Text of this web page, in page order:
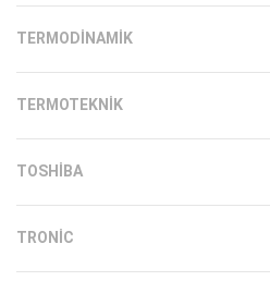
TERMODINAMIK
TERMOTEKNIK
TOSHIBA
TRONIC